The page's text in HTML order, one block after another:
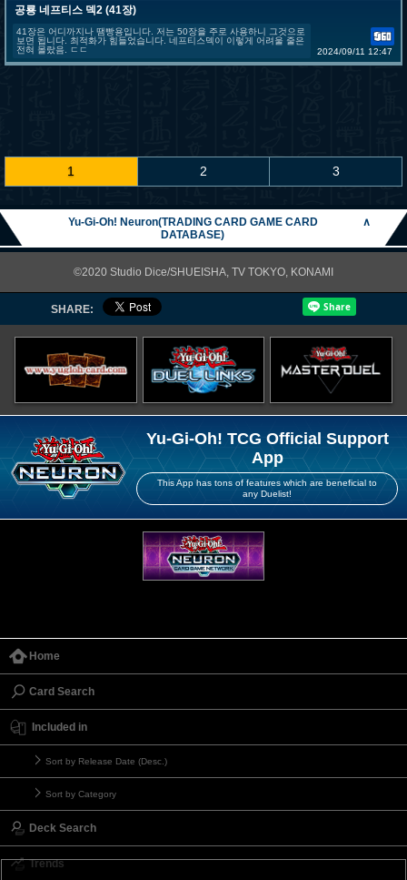
공룡 네프티스 덱2 (41장)
41장은 어디까지나 땜빵용입니다. 저는 50장을 주로 사용하니 그것으로
보면 됩니다. 최적화가 힘들었습니다. 네프티스덱이 이렇게 어려울 줄은
전혀 몰랐음. ㄷㄷ
2024/09/11 12:47
1 2 3
Yu-Gi-Oh! Neuron(TRADING CARD GAME CARD
DATABASE)
∧
©2020 Studio Dice/SHUEISHA, TV TOKYO, KONAMI
SHARE:
Yu-Gi-Oh! TCG Official Support
App
This App has tons of features which are beneficial to
any Duelist!
Home
Card Search
Included in
Sort by Release Date (Desc.)
Sort by Category
Deck Search
Trends